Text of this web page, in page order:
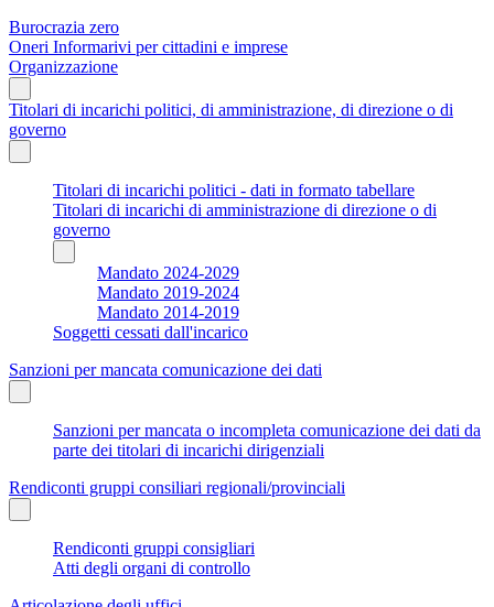
Burocrazia zero
Oneri Informarivi per cittadini e imprese
Organizzazione
Titolari di incarichi politici, di amministrazione, di direzione o di
governo
Titolari di incarichi politici - dati in formato tabellare
Titolari di incarichi di amministrazione di direzione o di
governo
Mandato 2024-2029
Mandato 2019-2024
Mandato 2014-2019
Soggetti cessati dall'incarico
Sanzioni per mancata comunicazione dei dati
Sanzioni per mancata o incompleta comunicazione dei dati da
parte dei titolari di incarichi dirigenziali
Rendiconti gruppi consiliari regionali/provinciali
Rendiconti gruppi consigliari
Atti degli organi di controllo